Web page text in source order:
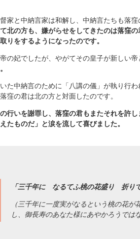
家と中納言家は和解し、中納言たちも落
北の方も、嫌がらせをしてきたのは落窪
りをするようになったのです。
の妃でしたが、やがてその皇子が新しい帝
た中納言のために「八講の儀」が執り行
窪の君は北の方と対面したのです。
行いを謝罪し、落窪の君もまたそれを許
たものだ」と涙を流して喜びました。
「三千年に なるてふ桃の花盛り 折り
（三千年に一度実がなるという桃の花
し、御長寿のあなた様にあやかろうでは